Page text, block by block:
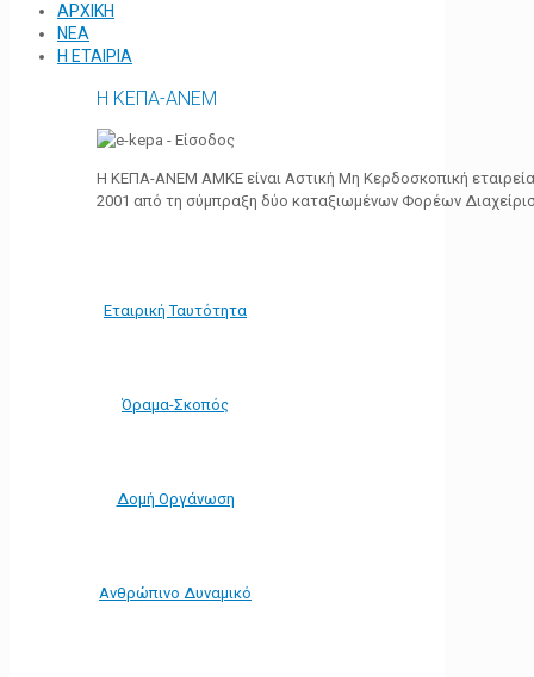
ΑΡΧΙΚΗ
ΝΕΑ
Η ΕΤΑΙΡΙΑ
Η ΚΕΠΑ-ΑΝΕΜ
Η ΚΕΠΑ-ΑΝΕΜ ΑΜΚΕ είναι Αστική Μη Κερδοσκοπική
2001 από τη σύμπραξη δύο καταξιωμένων Φορέων
Εταιρική Ταυτότητα
Όραμα-Σκοπός
Δομή Οργάνωση
Ανθρώπινο Δυναμικό